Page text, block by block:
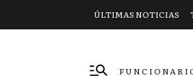
ÚLTIMAS NOTICIAS